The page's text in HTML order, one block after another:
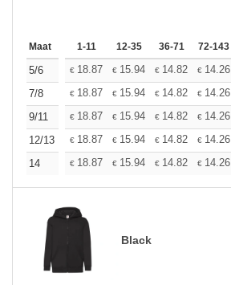
Maat 1-11 12-35 36-71 72-143
5/6 € 18.87 € 15.94 € 14.82 € 14.26
7/8
€ 18.87 € 15.94 € 14.82 € 14.26
9/11
€ 18.87 € 15.94 € 14.82 € 14.26
12/13
€ 18.87 € 15.94 € 14.82 € 14.26
14
€ 18.87 € 15.94 € 14.82 € 14.26
Black